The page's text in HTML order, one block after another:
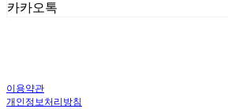
카카오톡
이용약관
개인정보처리방침